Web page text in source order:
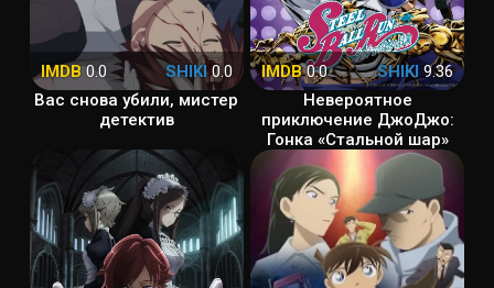
IMDB0.0 SHIKI0.0
Вас снова убили, мистер
детектив
IMDB0.0 SHIKI 9.36
Невероятное
приключение ДжоДжо:
Гонка «Стальной шар»